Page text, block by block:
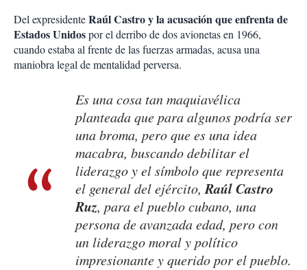
Del expresidenteRaúl Castro y la acusación que enfrenta de
Estados Unidospor el derribo de dos avionetas en 1966,
cuando estaba al frente de las fuerzas armadas, acusa una
maniobra legal de mentalidad perversa.
Es una cosa tan maquiavélica
planteada que para algunos podría ser
una broma, pero que es una idea
macabra, buscando debilitar el
liderazgo y el símbolo que representa
el general del ejército,Raúl Castro
Ruz, para el pueblo cubano, una
persona de avanzada edad, pero con
un liderazgo moral y político
impresionante y querido por el pueblo.